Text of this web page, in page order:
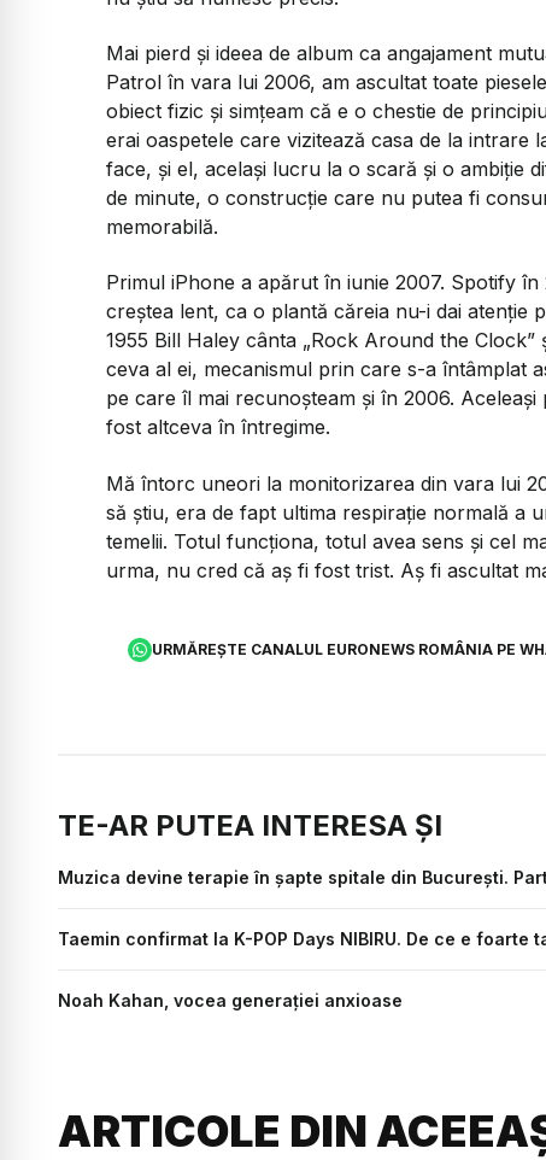
Mai pierd și ideea de album ca angajament
Patrol în vara lui 2006, am ascultat toate
obiect fizic și simțeam că e o chestie de
erai oaspetele care vizitează casa de la intrare
face, și el, același lucru la o scară și o ambiție
de minute, o construcție care nu putea fi
memorabilă.
Primul iPhone a apărut în iunie 2007. Spotify
creștea lent, ca o plantă căreia nu-i dai atenție
1955 Bill Haley cânta „Rock Around the Clock”
ceva al ei, mecanismul prin care s-a întâmplat
pe care îl mai recunoșteam și în 2006.
fost altceva în întregime.
Mă întorc uneori la monitorizarea din vara lui
să știu, era de fapt ultima respirație normală a
temelii. Totul funcționa, totul avea sens și cel
urma, nu cred că aș fi fost trist. Aș fi ascultat
URMĂREȘTE CANALUL EURONEWS ROMÂNIA PE
TE-AR PUTEA INTERESA ȘI
Muzica devine terapie în șapte spitale din București.
Taemin confirmat la K-POP Days NIBIRU. De ce e
Noah Kahan, vocea generației anxioase
ARTICOLE DIN